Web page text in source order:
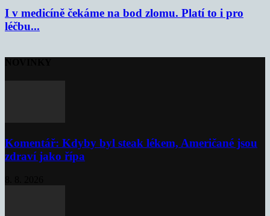
I v medicíně čekáme na bod zlomu. Platí to i pro
léčbu...
Komentář: Kdyby byl steak lékem, Američané jsou
zdraví jako řípa